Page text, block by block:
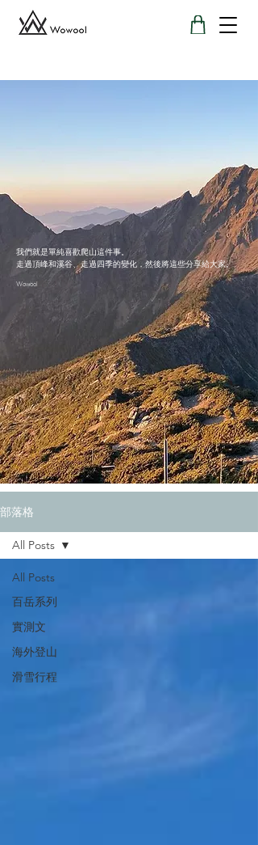
我們就是單純喜歡爬山這件事。
走過頂峰和溪谷、走過四季的變化，然後將這些分享給大家。
Wowool
部落格
All Posts
百岳系列
實測文
海外登山
滑雪行程
All Posts